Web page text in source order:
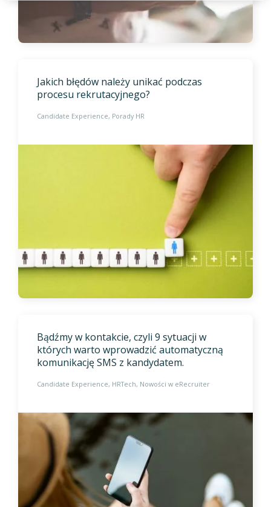
Jakich błędów należy unikać podczas
procesu rekrutacyjnego?
Candidate Experience Porady HR
Bądźmy w kontakcie, czyli 9 sytuacji w
których warto wprowadzić automatyczną
komunikację SMS z kandydatem.
Candidate Experience HRTech Nowości w eRecruiter